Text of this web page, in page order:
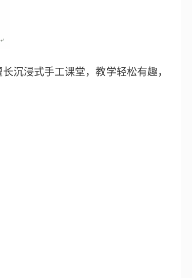
沉浸式手工课堂，教学轻松有趣，